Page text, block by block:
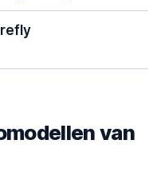
van